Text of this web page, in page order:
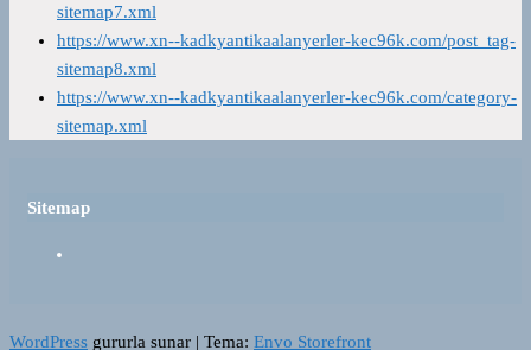
sitemap7.xml
https://www.xn--kadkyantikaalanyerler-kec96k.com/post_tag-
sitemap8.xml
https://www.xn--kadkyantikaalanyerler-kec96k.com/category-
sitemap.xml
Sitemap
WordPress gururla sunar | Tema: Envo Storefront